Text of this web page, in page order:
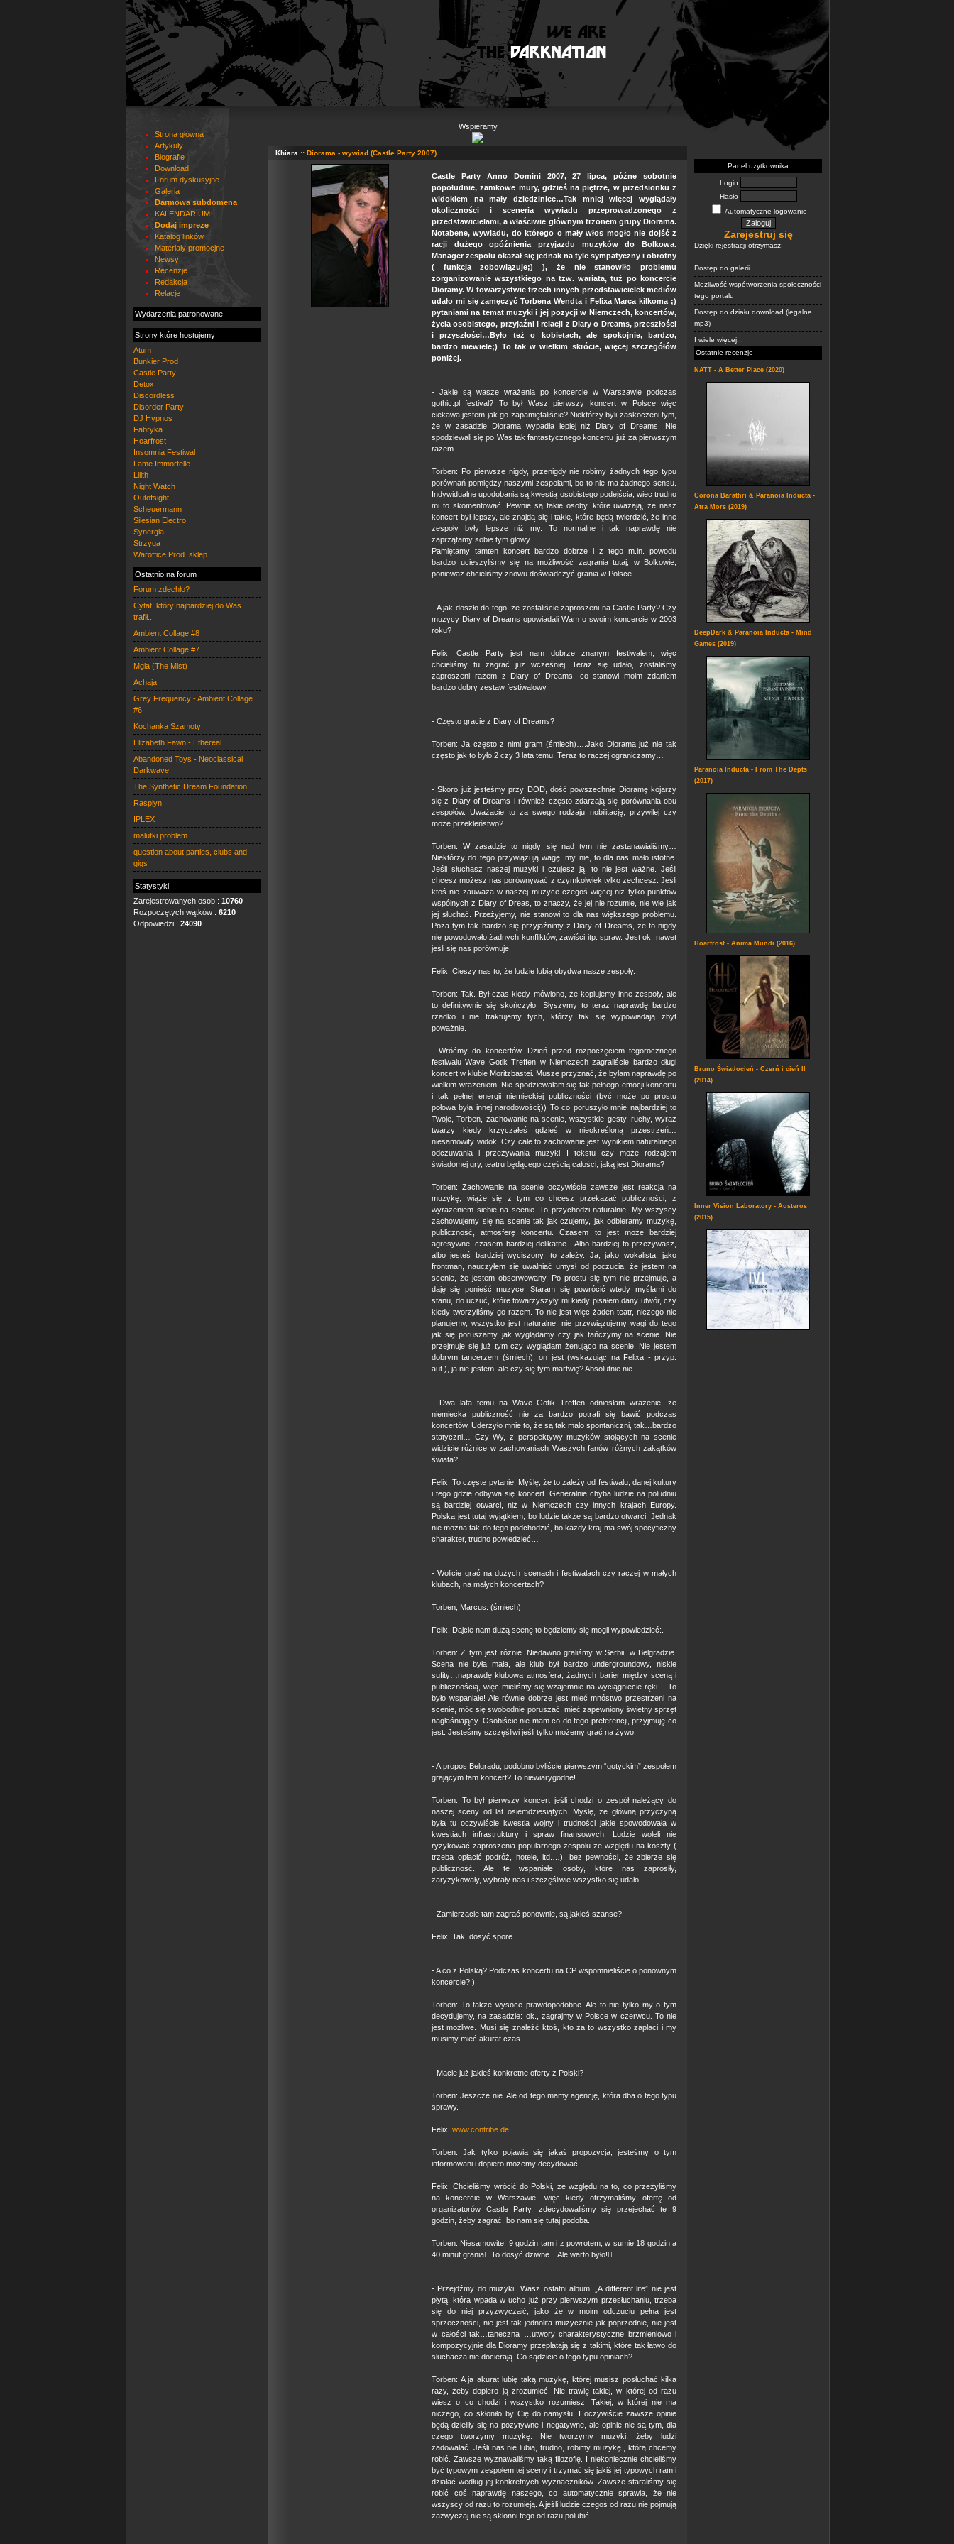
Strona główna
Artykuły
Biografie
Download
Forum dyskusyjne
Galeria
Darmowa subdomena
KALENDARIUM
Dodaj imprezę
Katalog linków
Materiały promocjne
Newsy
Recenzje
Redakcja
Relacje
Wydarzenia patronowane
Strony które hostujemy
Atum
Bunkier Prod
Castle Party
Detox
Discordless
Disorder Party
DJ Hypnos
Fabryka
Hoarfrost
Insomnia Festiwal
Lame Immortelle
Lilith
Night Watch
Outofsight
Scheuermann
Silesian Electro
Synergia
Strzyga
Waroffice Prod. sklep
Ostatnio na forum
Forum zdechło?
Cytat, który najbardziej do Was
trafił...
Ambient Collage #8
Ambient Collage #7
Mgla (The Mist)
Achaja
Grey Frequency - Ambient Collage
#6
Kochanka Szamoty
Elizabeth Fawn - Ethereal
Abandoned Toys - Neoclassical
Darkwave
The Synthetic Dream Foundation
Rasplyn
IPLEX
malutki problem
question about parties, clubs and
gigs
Statystyki
Zarejestrowanych osob : 10760
Rozpoczętych wątków : 6210
Odpowiedzi : 24090
Wspieramy
Khiara :: Diorama - wywiad (Castle Party 2007)
Castle Party Anno Domini 2007, 27 lipca, późne sobotnie
popołudnie, zamkowe mury, gdzieś na piętrze, w przedsionku z
widokiem na mały dziedziniec…Tak mniej więcej wyglądały
okoliczności i sceneria wywiadu przeprowadzonego z
przedstawicielami, a właściwie głównym trzonem grupy Diorama.
Notabene, wywiadu, do którego o mały włos mogło nie dojść z
racji dużego opóźnienia przyjazdu muzyków do Bolkowa.
Manager zespołu okazał się jednak na tyle sympatyczny i obrotny
( funkcja zobowiązuje;) ), że nie stanowiło problemu
zorganizowanie wszystkiego na tzw. wariata, tuż po koncercie
Dioramy. W towarzystwie trzech innych przedstawicielek mediów
udało mi się zamęczyć Torbena Wendta i Felixa Marca kilkoma ;)
pytaniami na temat muzyki i jej pozycji w Niemczech, koncertów,
życia osobistego, przyjaźni i relacji z Diary o Dreams, przeszłości
i przyszłości…Było też o kobietach, ale spokojnie, bardzo,
bardzo niewiele;) To tak w wielkim skrócie, więcej szczegółów
poniżej.
- Jakie są wasze wrażenia po koncercie w Warszawie podczas
gothic.pl festival? To był Wasz pierwszy koncert w Polsce więc
ciekawa jestem jak go zapamiętaliście? Niektórzy byli zaskoczeni tym,
że w zasadzie Diorama wypadła lepiej niż Diary of Dreams. Nie
spodziewali się po Was tak fantastycznego koncertu już za pierwszym
razem.
Torben: Po pierwsze nigdy, przenigdy nie robimy żadnych tego typu
porównań pomiędzy naszymi zespołami, bo to nie ma żadnego sensu.
Indywidualne upodobania są kwestią osobistego podejścia, wiec trudno
mi to skomentować. Pewnie są takie osoby, które uważają, że nasz
koncert był lepszy, ale znajdą się i takie, które będą twierdzić, że inne
zespoły były lepsze niż my. To normalne i tak naprawdę nie
zaprzątamy sobie tym głowy.
Pamiętamy tamten koncert bardzo dobrze i z tego m.in. powodu
bardzo ucieszyliśmy się na możliwość zagrania tutaj, w Bolkowie,
ponieważ chcieliśmy znowu doświadczyć grania w Polsce.
- A jak doszło do tego, że zostaliście zaproszeni na Castle Party? Czy
muzycy Diary of Dreams opowiadali Wam o swoim koncercie w 2003
roku?
Felix: Castle Party jest nam dobrze znanym festiwalem, więc
chcieliśmy tu zagrać już wcześniej. Teraz się udało, zostaliśmy
zaproszeni razem z Diary of Dreams, co stanowi moim zdaniem
bardzo dobry zestaw festiwalowy.
- Często gracie z Diary of Dreams?
Torben: Ja często z nimi gram (śmiech)….Jako Diorama już nie tak
często jak to było 2 czy 3 lata temu. Teraz to raczej ograniczamy…
- Skoro już jesteśmy przy DOD, dość powszechnie Dioramę kojarzy
się z Diary of Dreams i również często zdarzają się porównania obu
zespołów. Uważacie to za swego rodzaju nobilitację, przywilej czy
może przekleństwo?
Torben: W zasadzie to nigdy się nad tym nie zastanawialiśmy…
Niektórzy do tego przywiązują wagę, my nie, to dla nas mało istotne.
Jeśli słuchasz naszej muzyki i czujesz ją, to nie jest ważne. Jeśli
chcesz możesz nas porównywać z czymkolwiek tylko zechcesz. Jeśli
ktoś nie zauważa w naszej muzyce czegoś więcej niż tylko punktów
wspólnych z Diary of Dreas, to znaczy, że jej nie rozumie, nie wie jak
jej słuchać. Przeżyjemy, nie stanowi to dla nas większego problemu.
Poza tym tak bardzo się przyjaźnimy z Diary of Dreams, że to nigdy
nie powodowało żadnych konfliktów, zawiści itp. spraw. Jest ok, nawet
jeśli się nas porównuje.
Felix: Cieszy nas to, że ludzie lubią obydwa nasze zespoły.
Torben: Tak. Był czas kiedy mówiono, że kopiujemy inne zespoły, ale
to definitywnie się skończyło. Słyszymy to teraz naprawdę bardzo
rzadko i nie traktujemy tych, którzy tak się wypowiadają zbyt
poważnie.
- Wróćmy do koncertów...Dzień przed rozpoczęciem tegorocznego
festiwalu Wave Gotik Treffen w Niemczech zagraliście bardzo długi
koncert w klubie Moritzbastei. Musze przyznać, że byłam naprawdę po
wielkim wrażeniem. Nie spodziewałam się tak pełnego emocji koncertu
i tak pełnej energii niemieckiej publiczności (być może po prostu
połowa była innej narodowości;)) To co poruszyło mnie najbardziej to
Twoje, Torben, zachowanie na scenie, wszystkie gesty, ruchy, wyraz
twarzy kiedy krzyczałeś gdzieś w nieokreśloną przestrzeń…
niesamowity widok! Czy całe to zachowanie jest wynikiem naturalnego
odczuwania i przeżywania muzyki I tekstu czy może rodzajem
świadomej gry, teatru będącego częścią całości, jaką jest Diorama?
Torben: Zachowanie na scenie oczywiście zawsze jest reakcja na
muzykę, wiąże się z tym co chcesz przekazać publiczności, z
wyrażeniem siebie na scenie. To przychodzi naturalnie. My wszyscy
zachowujemy się na scenie tak jak czujemy, jak odbieramy muzykę,
publiczność, atmosferę koncertu. Czasem to jest może bardziej
agresywne, czasem bardziej delikatne…Albo bardziej to przeżywasz,
albo jesteś bardziej wyciszony, to zależy. Ja, jako wokalista, jako
frontman, nauczyłem się uwalniać umysł od poczucia, że jestem na
scenie, że jestem obserwowany. Po prostu się tym nie przejmuje, a
daję się ponieść muzyce. Staram się powrócić wtedy myślami do
stanu, do uczuć, które towarzyszyły mi kiedy pisałem dany utwór, czy
kiedy tworzyliśmy go razem. To nie jest więc żaden teatr, niczego nie
planujemy, wszystko jest naturalne, nie przywiązujemy wagi do tego
jak się poruszamy, jak wyglądamy czy jak tańczymy na scenie. Nie
przejmuje się już tym czy wyglądam żenująco na scenie. Nie jestem
dobrym tancerzem (śmiech), on jest (wskazując na Felixa - przyp.
aut.), ja nie jestem, ale czy się tym martwię? Absolutnie nie.
- Dwa lata temu na Wave Gotik Treffen odniosłam wrażenie, że
niemiecka publiczność nie za bardzo potrafi się bawić podczas
koncertów. Uderzyło mnie to, że są tak mało spontaniczni, tak…bardzo
statyczni… Czy Wy, z perspektywy muzyków stojących na scenie
widzicie różnice w zachowaniach Waszych fanów różnych zakątków
świata?
Felix: To częste pytanie. Myślę, że to zależy od festiwalu, danej kultury
i tego gdzie odbywa się koncert. Generalnie chyba ludzie na południu
są bardziej otwarci, niż w Niemczech czy innych krajach Europy.
Polska jest tutaj wyjątkiem, bo ludzie także są bardzo otwarci. Jednak
nie można tak do tego podchodzić, bo każdy kraj ma swój specyficzny
charakter, trudno powiedzieć…
- Wolicie grać na dużych scenach i festiwalach czy raczej w małych
klubach, na małych koncertach?
Torben, Marcus: (śmiech)
Felix: Dajcie nam dużą scenę to będziemy się mogli wypowiedzieć:.
Torben: Z tym jest różnie. Niedawno graliśmy w Serbii, w Belgradzie.
Scena nie była mała, ale klub był bardzo undergroundowy, niskie
sufity…naprawdę klubowa atmosfera, żadnych barier między sceną i
publicznością, więc mieliśmy się wzajemnie na wyciągniecie ręki… To
było wspaniałe! Ale równie dobrze jest mieć mnóstwo przestrzeni na
scenie, móc się swobodnie poruszać, mieć zapewniony świetny sprzęt
nagłaśniający. Osobiście nie mam co do tego preferencji, przyjmuję co
jest. Jesteśmy szczęśliwi jeśli tylko możemy grać na żywo.
- A propos Belgradu, podobno byliście pierwszym “gotyckim” zespołem
grającym tam koncert? To niewiarygodne!
Torben: To był pierwszy koncert jeśli chodzi o zespół należący do
naszej sceny od lat osiemdziesiątych. Myślę, że główną przyczyną
była tu oczywiście kwestia wojny i trudności jakie spowodowała w
kwestiach infrastruktury i spraw finansowych. Ludzie woleli nie
ryzykować zaproszenia popularnego zespołu ze względu na koszty (
trzeba opłacić podróż, hotele, itd.…), bez pewności, że zbierze się
publiczność. Ale te wspaniałe osoby, które nas zaprosiły,
zaryzykowały, wybrały nas i szczęśliwie wszystko się udało.
- Zamierzacie tam zagrać ponownie, są jakieś szanse?
Felix: Tak, dosyć spore…
- A co z Polską? Podczas koncertu na CP wspomnieliście o ponownym
koncercie?:)
Torben: To także wysoce prawdopodobne. Ale to nie tylko my o tym
decydujemy, na zasadzie: ok., zagrajmy w Polsce w czerwcu. To nie
jest możliwe. Musi się znaleźć ktoś, kto za to wszystko zapłaci i my
musimy mieć akurat czas.
- Macie już jakieś konkretne oferty z Polski?
Torben: Jeszcze nie. Ale od tego mamy agencję, która dba o tego typu
sprawy.
Felix: www.contribe.de
Torben: Jak tylko pojawia się jakaś propozycja, jesteśmy o tym
informowani i dopiero możemy decydować.
Felix: Chcieliśmy wrócić do Polski, ze względu na to, co przeżyliśmy
na koncercie w Warszawie, więc kiedy otrzymaliśmy ofertę od
organizatorów Castle Party, zdecydowaliśmy się przejechać te 9
godzin, żeby zagrać, bo nam się tutaj podoba.
Torben: Niesamowite! 9 godzin tam i z powrotem, w sumie 18 godzin a
40 minut grania To dosyć dziwne…Ale warto było!
- Przejdźmy do muzyki...Wasz ostatni album: „A different life” nie jest
płytą, która wpada w ucho już przy pierwszym przesłuchaniu, trzeba
się do niej przyzwyczaić, jako że w moim odczuciu pełna jest
sprzeczności, nie jest tak jednolita muzycznie jak poprzednie, nie jest
w całości tak…taneczna …utwory charakterystyczne brzmieniowo i
kompozycyjnie dla Dioramy przeplatają się z takimi, które tak łatwo do
słuchacza nie docierają. Co sądzicie o tego typu opiniach?
Torben: A ja akurat lubię taką muzykę, której musisz posłuchać kilka
razy, żeby dopiero ją zrozumieć. Nie trawię takiej, w której od razu
wiesz o co chodzi i wszystko rozumiesz. Takiej, w której nie ma
niczego, co skłoniło by Cię do namysłu. I oczywiście zawsze opinie
będą dzieliły się na pozytywne i negatywne, ale opinie nie są tym, dla
czego tworzymy muzykę. Nie tworzymy muzyki, żeby ludzi
zadowalać. Jeśli nas nie lubią, trudno, robimy muzykę , którą chcemy
robić. Zawsze wyznawaliśmy taką filozofię. I niekoniecznie chcieliśmy
być typowym zespołem tej sceny i trzymać się jakiś jej typowych ram i
działać według jej konkretnych wyznaczników. Zawsze staraliśmy się
robić coś naprawdę naszego, co automatycznie sprawia, że nie
wszyscy od razu to rozumieją. A jeśli ludzie czegoś od razu nie pojmują
zazwyczaj nie są skłonni tego od razu polubić.
Panel użytkownika
Login
Hasło
Automatyczne logowanie
Zarejestruj się
Dzięki rejestracji otrzymasz:
Dostęp do galerii
Możliwość wspótworzenia społeczności
tego portalu
Dostęp do działu download (legalne
mp3)
I wiele więcej...
Ostatnie recenzje
NATT - A Better Place (2020)
Corona Barathri & Paranoia Inducta -
Atra Mors (2019)
DeepDark & Paranoia Inducta - Mind
Games (2019)
Paranoia Inducta - From The Depts
(2017)
Hoarfrost - Anima Mundi (2016)
Bruno Światłocień - Czerń i cień II
(2014)
Inner Vision Laboratory - Austeros
(2015)